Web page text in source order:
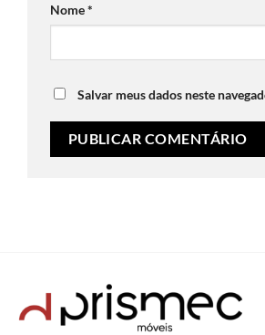
Nome*
Salvar meus dados neste